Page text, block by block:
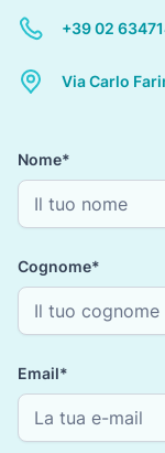
+39 02
Via Carlo
Nome*
Cognome*
Email*